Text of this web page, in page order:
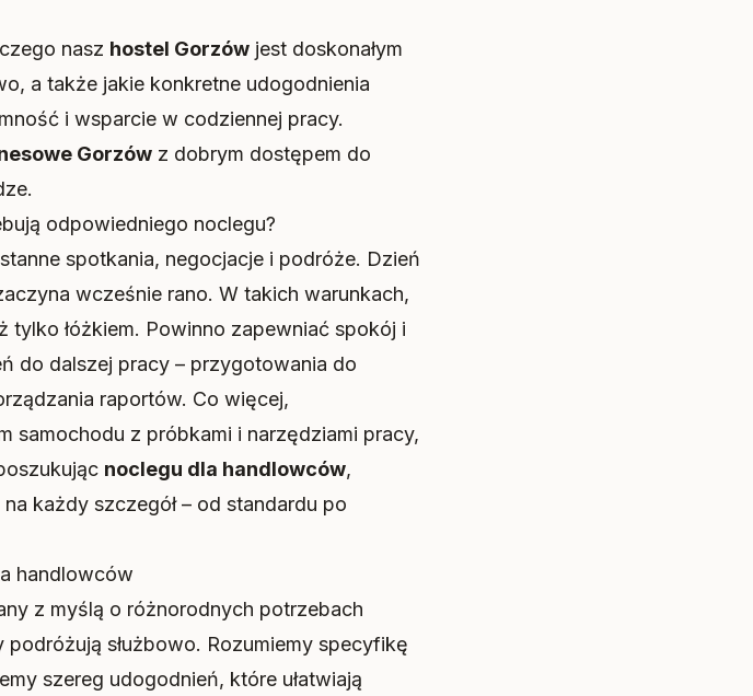
nasz hostel Gorzów jest doskonałym
a także jakie konkretne udogodnienia
i wsparcie w codziennej pracy.
Gorzów z dobrym dostępem do
odpowiedniego noclegu?
spotkania, negocjacje i podróże. Dzień
wcześnie rano. W takich warunkach,
łóżkiem. Powinno zapewniać spokój i
do dalszej pracy – przygotowania do
raportów. Co więcej,
samochodu z próbkami i narzędziami pracy,
noclegu dla handlowców,
każdy szczegół – od standardu po
handlowców
z myślą o różnorodnych potrzebach
służbowo. Rozumiemy specyfikę
szereg udogodnień, które ułatwiają